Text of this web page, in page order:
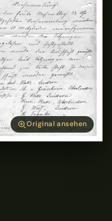
Original ansehen